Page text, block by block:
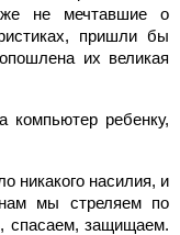
не мечтавшие о
пришли бы
их великая
компьютер ребенку,
никакого насилия, и
мы стреляем по
спасаем, защищаем.